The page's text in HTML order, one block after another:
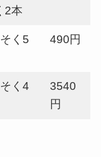
2本
く5
490円
く4
3540
円